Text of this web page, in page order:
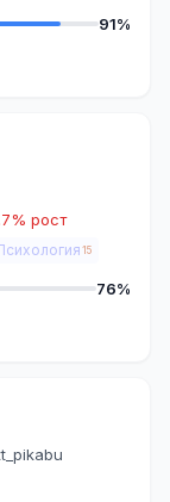
91%
рост
15
76%